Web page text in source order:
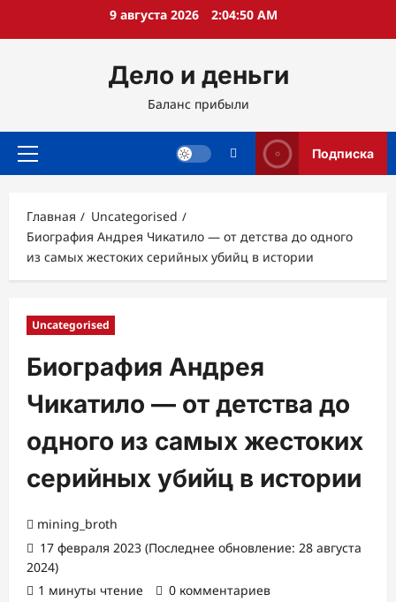
9 августа 2026 2:04:51 AM
Дело и деньги
Баланс прибыли
Основное
Подписка
Главная
Uncategorised
Биография Андрея Чикатило — от детства до одного
из самых жестоких серийных убийц в истории
Uncategorised
Биография Андрея
Чикатило — от детства до
одного из самых жестоких
серийных убийц в истории
mining_broth
17 февраля 2023 (Последнее обновление: 28 августа
2024)
1 минуты чтение
0 комментариев